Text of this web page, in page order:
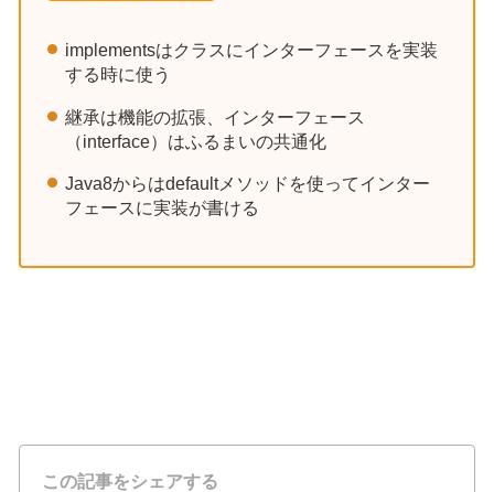
implementsはクラスにインターフェースを実装
する時に使う
継承は機能の拡張、インターフェース
（interface）はふるまいの共通化
Java8からはdefaultメソッドを使ってインター
フェースに実装が書ける
この記事をシェアする